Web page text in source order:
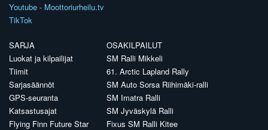
Youtube - Moottoriurheilu.tv
TikTok
SARJA
Luokat ja kilpailijat
Tiimit
Sarjasäännöt
GPS-seuranta
Katsastusajat
Flying Finn Future Star
OSAKILPAILUT
SM Ralli Mikkeli
61. Arctic Lapland Rally
SM Auto Sorsa Riihimäki-ralli
SM Imatra Ralli
SM Jyväskylä Ralli
Fixus SM Ralli Kitee